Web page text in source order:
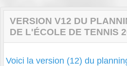
VERSION V12 DU
DE L'ÉCOLE DE TENNIS
Voici la version (12) du